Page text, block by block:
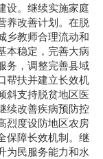
设。继续实施家庭
养改善计划。在脱
乡教师合理流动和
本稳定，完善大病
务，调整完善县域
帮扶并建立长效机
斜支持脱贫地区医
续改善疾病预防控
烈度设防地区农房
保障长效机制。继
为民服务能力和水